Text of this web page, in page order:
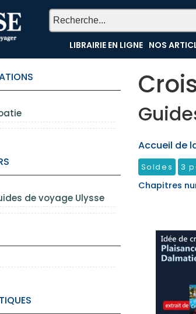
LIBRAIRIE EN LIGNE NOS
de voyage Ulysse
Accueil de
Soldes 3
Chapitres